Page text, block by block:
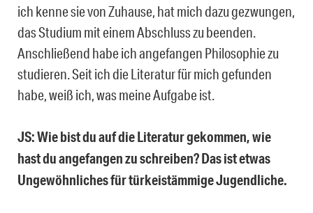
ich kenne sie von Zuhause, hat mich dazu gezwungen,
das Studium mit einem Abschluss zu beenden.
Anschließend habe ich angefangen Philosophie zu
studieren. Seit ich die Literatur für mich gefunden
habe, weiß ich, was meine Aufgabe ist.
JS: Wie bist du auf die Literatur gekommen, wie
hast du angefangen zu schreiben? Das ist etwas
Ungewöhnliches für türkeistämmige Jugendliche.